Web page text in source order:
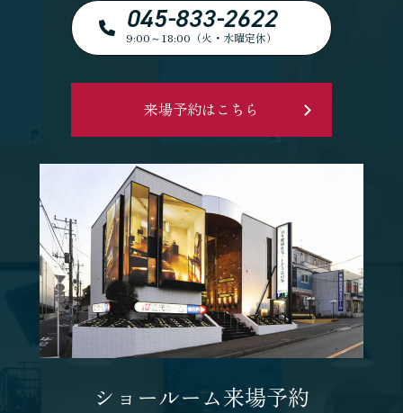
045-833-2622
9:00～18:00（火・水曜定休）
来場予約はこちら
ショールーム来場予約